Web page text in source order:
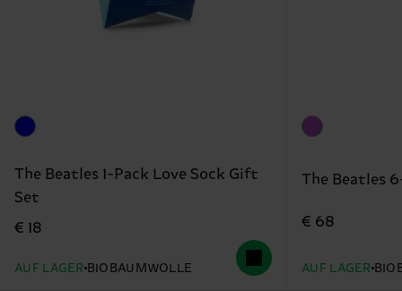
The Beatles 1-Pack Love Sock Gift
Set
€ 18
AUF LAGER BIOBAUMWOLLE
The Beatles
€ 68
AUF LAGER